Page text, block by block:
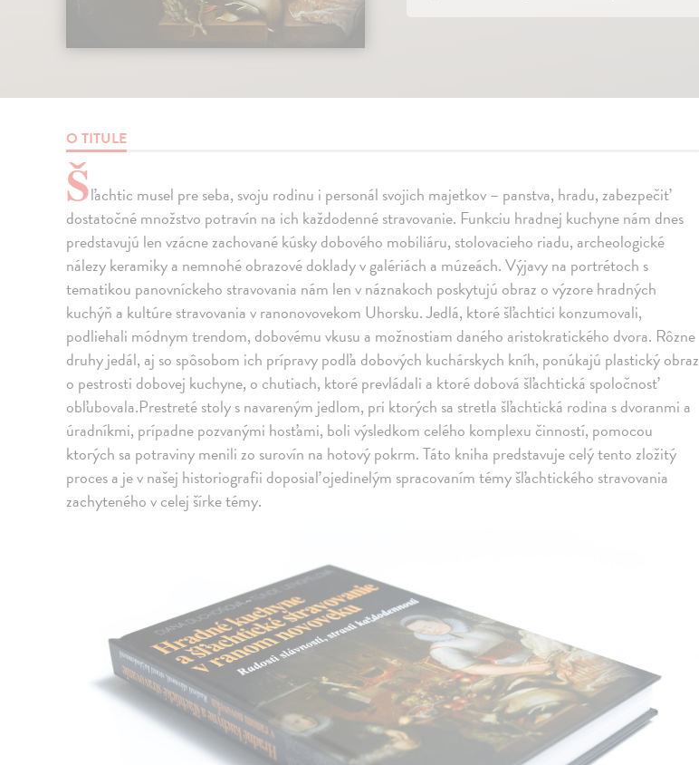
O TITULE
Šľachtic musel pre seba, svoju rodinu i personál svojich majetkov – panstva, hradu, zabezpečiť
dostatočné množstvo potravín na ich každodenné stravovanie. Funkciu hradnej kuchyne nám dnes
predstavujú len vzácne zachované kúsky dobového mobiliáru, stolovacieho riadu, archeologické
nálezy keramiky a nemnohé obrazové doklady v galériách a múzeách. Výjavy na portrétoch s
tematikou panovníckeho stravovania nám len v náznakoch poskytujú obraz o výzore hradných
kuchýň a kultúre stravovania v ranonovovekom Uhorsku. Jedlá, ktoré šľachtici konzumovali,
podliehali módnym trendom, dobovému vkusu a možnostiam daného aristokratického dvora. Rôzne
druhy jedál, aj so spôsobom ich prípravy podľa dobových kuchárskych kníh, ponúkajú plastický obraz
o pestrosti dobovej kuchyne, o chutiach, ktoré prevládali a ktoré dobová šľachtická spoločnosť
obľubovala.Prestreté stoly s navareným jedlom, pri ktorých sa stretla šľachtická rodina s dvoranmi a
úradníkmi, prípadne pozvanými hosťami, boli výsledkom celého komplexu činností, pomocou
ktorých sa potraviny menili zo surovín na hotový pokrm. Táto kniha predstavuje celý tento zložitý
proces a je v našej historiografii doposiaľ ojedinelým spracovaním témy šľachtického stravovania
zachyteného v celej šírke témy.